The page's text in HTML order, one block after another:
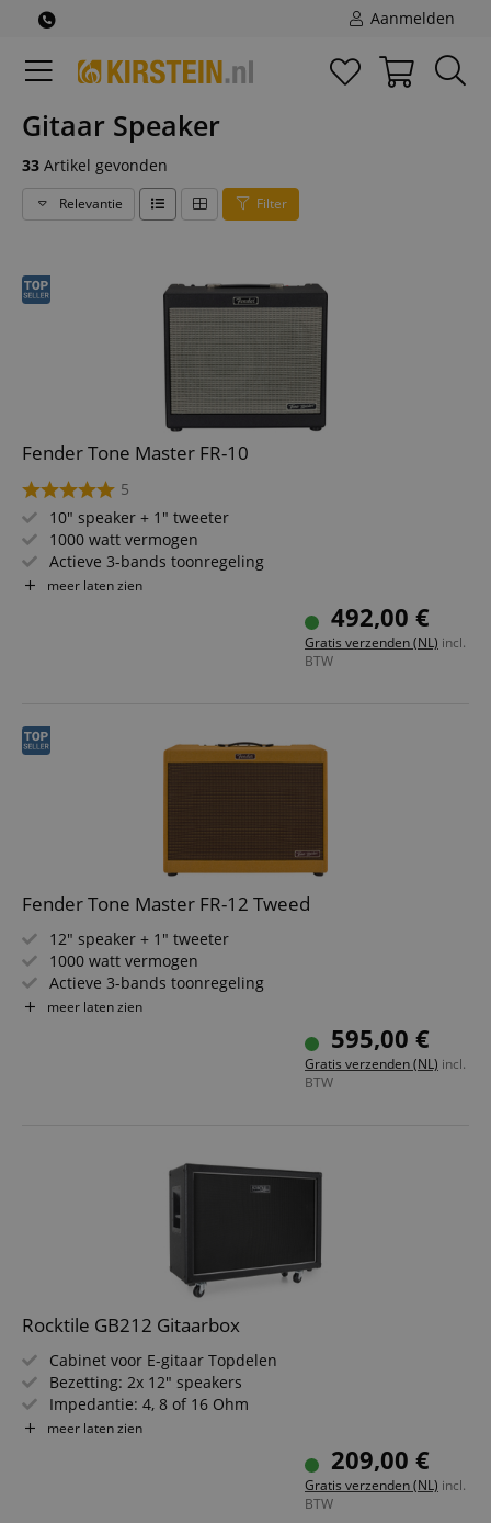
Aanmelden
Gitaar Speaker
33 Artikel gevonden
Relevantie Filter
Fender Tone Master FR-10
5
10" speaker + 1" tweeter
1000 watt vermogen
Actieve 3-bands toonregeling
Instelbare hi cut-filter
Combo-ingang en XLR-uitgang met ground/lift
meer laten zien
492,00 €
Gratis verzenden (NL) incl.
BTW
Fender Tone Master FR-12 Tweed
12" speaker + 1" tweeter
1000 watt vermogen
Actieve 3-bands toonregeling
Instelbare hi cut-filter
Combo-ingang en XLR-uitgang met ground/lift
meer laten zien
595,00 €
Gratis verzenden (NL) incl.
BTW
Rocktile GB212 Gitaarbox
Cabinet voor E-gitaar Topdelen
Bezetting: 2x 12" speakers
Impedantie: 4, 8 of 16 Ohm
Belastbaarheid: 75 Watt Stereo / 150 Watt Mono
Zwarte Tolex-bekleding en zijgrepen
meer laten zien
209,00 €
Gratis verzenden (NL) incl.
BTW